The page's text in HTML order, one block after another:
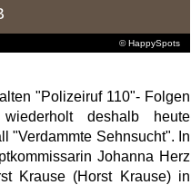
© HappySpots
"Polizeiruf 110"- Folgen
deshalb heute
"Verdammte Sehnsucht". In
Johanna Herz
Krause (Horst Krause) in